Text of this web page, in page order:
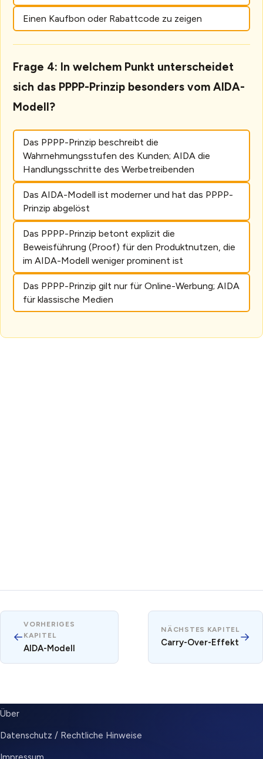
Einen Kaufbon oder Rabattcode zu zeigen
Frage 4: In welchem Punkt unterscheidet
sich das PPPP-Prinzip besonders vom AIDA-
Modell?
Das PPPP-Prinzip beschreibt die
Wahrnehmungsstufen des Kunden; AIDA die
Handlungsschritte des Werbetreibenden
Das AIDA-Modell ist moderner und hat das PPPP-
Prinzip abgelöst
Das PPPP-Prinzip betont explizit die
Beweisführung (Proof) für den Produktnutzen, die
im AIDA-Modell weniger prominent ist
Das PPPP-Prinzip gilt nur für Online-Werbung; AIDA
für klassische Medien
←
VORHERIGES
KAPITEL
AIDA-Modell
NÄCHSTES KAPITEL
Carry-Over-Effekt→
SUBMENU
Über
Datenschutz / Rechtliche Hinweise